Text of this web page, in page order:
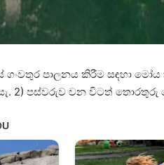
ගංවතුර පාලනය කිරීම සඳහා
2) පස්වරුව වන විටත්